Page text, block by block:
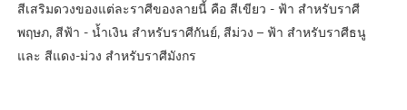
สีเสริมดวงของแต่ละราศีของลายนี้ คือ สีเขียว - ฟ้า สำหรับราศี
พฤษภ, สีฟ้า - น้ำเงิน สำหรับราศีกันย์, สีม่วง – ฟ้า สำหรับราศีธนู
และ สีแดง-ม่วง สำหรับราศีมังกร